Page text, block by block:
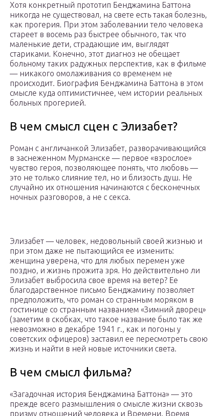
Хотя конкретный прототип Бенджамина Баттона
никогда не существовал, на свете есть такая болезнь,
как прогерия. При этом заболевании тело человека
стареет в восемь раз быстрее обычного, так что
маленькие дети, страдающие им, выглядят
стариками. Конечно, этот диагноз не обещает
больному таких радужных перспектив, как в фильме
— никакого омолаживания со временем не
происходит. Биография Бенджамина Баттона в этом
смысле куда оптимистичнее, чем истории реальных
больных прогерией.
В чем смысл сцен с Элизабет?
Роман с англичанкой Элизабет, разворачивающийся
в заснеженном Мурманске — первое «взрослое»
чувство героя, позволяющее понять, что любовь —
это не только слияние тел, но и близость душ. Не
случайно их отношения начинаются с бесконечных
ночных разговоров, а не с секса.
Элизабет — человек, недовольный своей жизнью и
при этом даже не пытающийся ее изменить:
женщина уверена, что для любых перемен уже
поздно, и жизнь прожита зря. Но действительно ли
Элизабет выбросила свое время на ветер? Ее
благодарственное письмо Бенджамину позволяет
предположить, что роман со странным моряком в
гостинице со странным названием «Зимний дворец»
(заметим в скобках, что такое название было так же
невозможно в декабре 1941 г., как и погоны у
советских офицеров) заставил ее пересмотреть свою
жизнь и найти в ней новые источники света.
В чем смысл фильма?
«Загадочная история Бенджамина Баттона» — это
прежде всего размышления о смысле жизни сквозь
призму отношений человека и Времени. Время